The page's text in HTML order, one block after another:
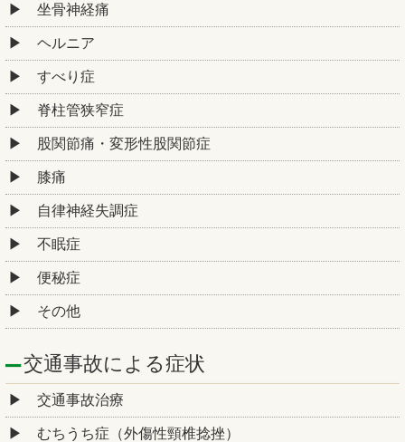
坐骨神経痛
ヘルニア
すべり症
脊柱管狭窄症
股関節痛・変形性股関節症
膝痛
自律神経失調症
不眠症
便秘症
その他
交通事故による症状
交通事故治療
むちうち症（外傷性頸椎捻挫）